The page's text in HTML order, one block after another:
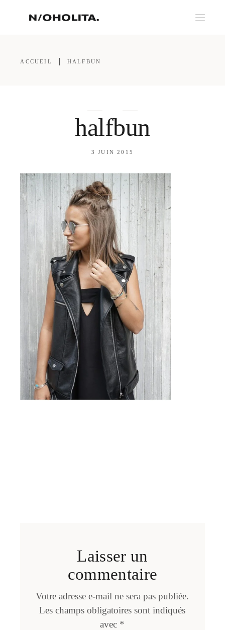
ACCUEIL HALFBUN
halfbun
3 JUIN 2015
Laisser un
commentaire
Votre adresse e-mail ne sera pas publiée.
Les champs obligatoires sont indiqués
avec *